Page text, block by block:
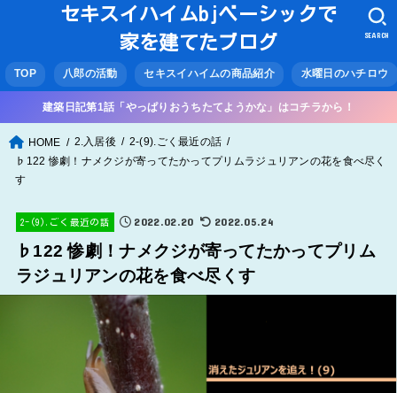
セキスイハイムbjベーシックで
家を建てたブログ
TOP 八郎の活動 セキスイハイムの商品紹介 水曜日のハチロウ
SEARCH
建築日記第1話「やっぱりおうちたてようかな」はコチラから！
HOME 2.入居後
2-(9).ごく最近の話
♭122 惨劇！ナメクジが寄ってたかってプリムラジュリアンの花を食べ尽く
す
2-(9).ごく最近の話 2022.02.20 2022.05.24
♭122 惨劇！ナメクジが寄ってたかってプリム
ラジュリアンの花を食べ尽くす